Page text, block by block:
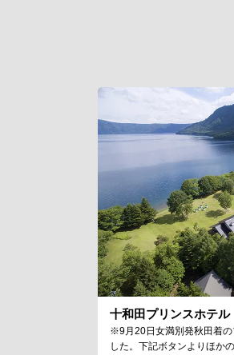
十和田プリンスホテル
※9月20日女満別発秋田着
した。下記ボタンよりほか